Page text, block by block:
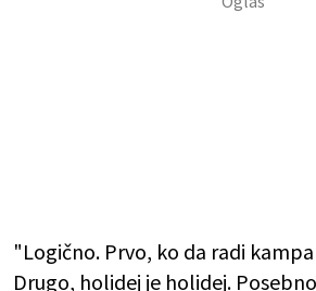
"Logično. Prvo, ko da radi
Drugo, holidej je holidej.